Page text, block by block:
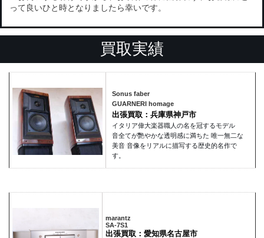
って良いひと時となりましたら幸いです。
買取実績
Sonus faber
GUARNERI homage
出張買取：兵庫県神戸市
イタリア偉大楽器職人の名を冠するモデル
音全てが艷やかな透明感に満ちた 唯一無二な
美音 音像をリアルに描写する歴史的名作で
す。
marantz
SA-7S1
出張買取：愛知県名古屋市